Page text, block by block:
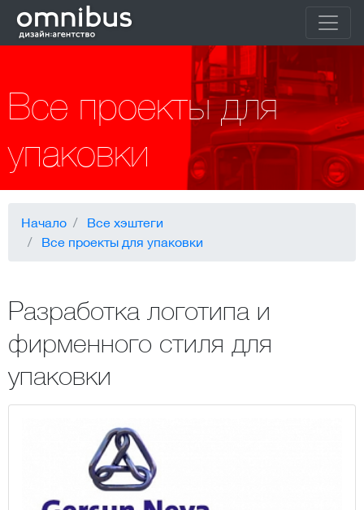
Все проекты для
упаковки
Начало
Все хэштеги
Все проекты для упаковки
Разработка логотипа и
фирменного стиля для
упаковки